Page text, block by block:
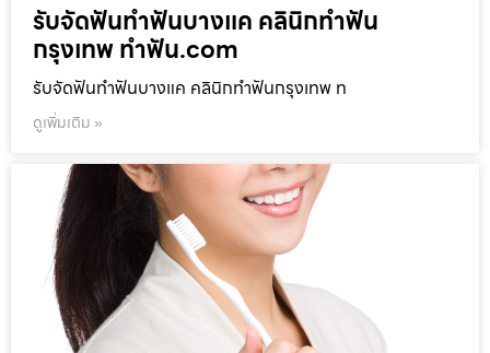
รับจัดฟันทำฟันบางแค คลินิกทำฟัน
กรุงเทพ ทำฟัน.com
รับจัดฟันทำฟันบางแค คลินิกทำฟันกรุงเทพ ท
ดูเพิ่มเติม »